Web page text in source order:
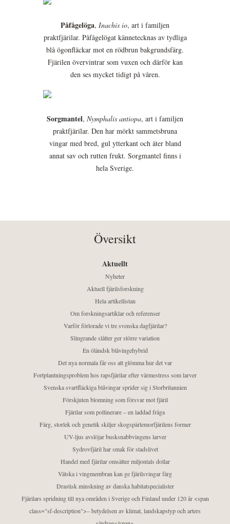
Påfågelöga, Inachis io, art i familjen
praktfjärilar. Påfågelögat kännetecknas av tydliga
blå ögonfläckar mot en rödbrun bakgrundsfärg.
Fjärilen övervintrar som vuxen och därför kan
den ses mycket tidigt på våren.
Sorgmantel, Nymphalis antiopa, art i familjen
praktfjärilar. Den har mörkt sammetsbruna
vingar med bred, gul ytterkant och äter bland
annat sav och rutten frukt. Sorgmantel finns i
hela Sverige.
Översikt
Aktuellt
Nyheter
Aktuell fjärilsforskning
Hela artikellistan
Om forskningsartiklar och referenser
Varför förlorade vi tre svenska dagfjärilar?
Slingrande slåtter ger större variation
En öländsk blåvingehybrid
Det nya normala får oss att glömma hur det var
Fortplantningsproblem hos rapsfjärilar efter värmestress som larver
Svenska svartfläckiga blåvingar sprider sig i Storbritannien
Förskjuten blomning som försvar mot fjäril
Fjärilar som pollinerare – en laddad fråga
Färg, storlek och genetik skiljer skogspärlemorfjärilens former
UV-ljus avslöjar busksnabbvingens larver
Sydrovfjäril har smak för stadslivet
Handel med fjärilar omsätter miljontals dollar
Vätska i vingmembran kan ge fjärilsvingar färg
Drastisk minskning av danska habitatspecialister
Fjärilars spridning till nya områden i Sverige och Finland under 120 år <span
class="sf-description">– betydelsen av klimat, landskapstyp och arters